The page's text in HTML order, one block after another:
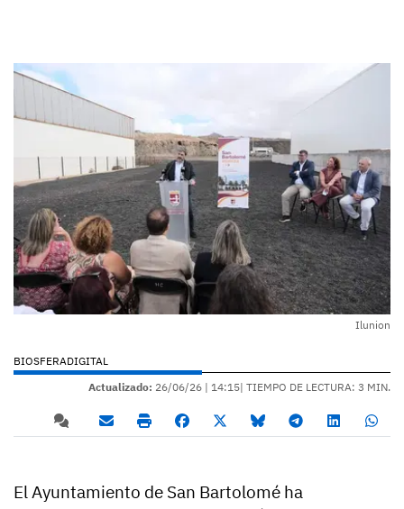
Ilunion
BIOSFERADIGITAL
Actualizado: 26/06/26 | 14:15| TIEMPO DE LECTURA: 3 MIN.
El Ayuntamiento de San Bartolomé ha